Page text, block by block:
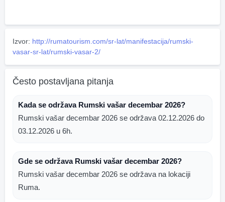
Izvor: http://rumatourism.com/sr-lat/manifestacija/rumski-
vasar-sr-lat/rumski-vasar-2/
Često postavljana pitanja
Kada se održava Rumski vašar decembar 2026?
Rumski vašar decembar 2026 se održava 02.12.2026 do
03.12.2026 u 6h.
Gde se održava Rumski vašar decembar 2026?
Rumski vašar decembar 2026 se održava na lokaciji
Ruma.